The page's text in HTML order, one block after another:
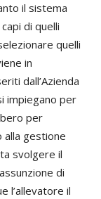
il sistema
di quelli
quelli
in
dall’Azienda
impiegano per
per
alla gestione
svolgere il
di
l’allevatore il